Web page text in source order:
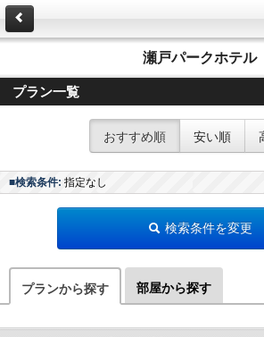
瀬戸パークホテル
プラン一覧
おすすめ順 安い順
■検索条件: 指定なし
検索条件を変更
プランから探す 部屋から探す